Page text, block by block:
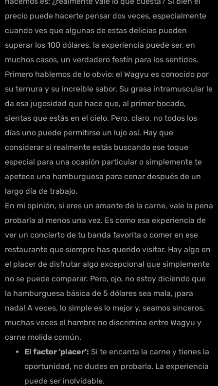
precio puede hacerte pensar dos veces, especialmente
cuando ves que algunas de estas delicias pueden
superar los 100 dólares, la experiencia puede ser, en
muchos casos, un verdadero festín para los sentidos.
Primero hablemos de lo obvio: el Wagyu es conocido por
su ternura y su increíble sabor. Su grasa intramuscular le
da esa jugosidad que hace que, al primer bocado,
sientas que estás en el cielo. Pero, claro, no todos los
días uno puede permitirse un lujo así. Hay que
considerar si realmente estás buscando ese toque
especial para una ocasión particular o simplemente te
apetece una hamburguesa para cenar después de un
largo día de trabajo.
En mi opinión, si eres un amante de la carne, vale la pena
probarla al menos una vez. Es como esa experiencia de
ver un concierto de tu banda favorita o comer en ese
restaurante que siempre has querido visitar. Hay algo en
el placer de disfrutar algo excepcional que simplemente
no se puede comparar. Pero, ojo, no estoy diciendo que
la hamburguesa básica de 5 dólares sea mala, ¡para
nada! A veces, lo simple es lo mejor y, seamos sinceros,
muchas veces el hambre no discrimina entre Wagyu y
carne molida común.
El factor ‘placer’: Si te encanta la carne y tienes la
oportunidad, no dudes en probarla. La experiencia
puede ser inolvidable.